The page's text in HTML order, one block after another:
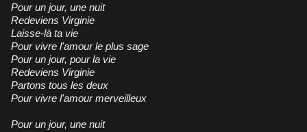
Pour un jour, une nuit
Redeviens Virginie
Laisse-là ta vie
Pour vivre l'amour le plus sage
Pour un jour, pour la vie
Redeviens Virginie
Partons tous les deux
Pour vivre l'amour merveilleux
Pour un jour, une nuit